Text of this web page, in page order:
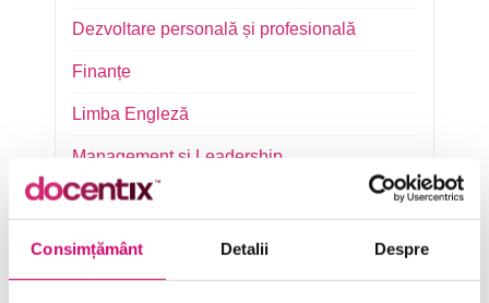
Consimțământ Detalii Despre
Dezvoltare personală și profesională
Finanțe
Limba Engleză
Management și Leadership
Marketing
Microsoft Office
Project Management